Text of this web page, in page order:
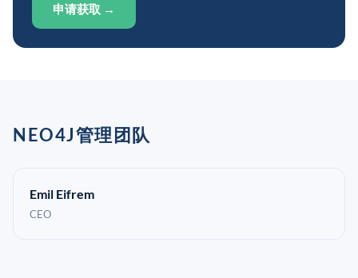
申请获取 →
NEO4J管理团队
Emil Eifrem
CEO